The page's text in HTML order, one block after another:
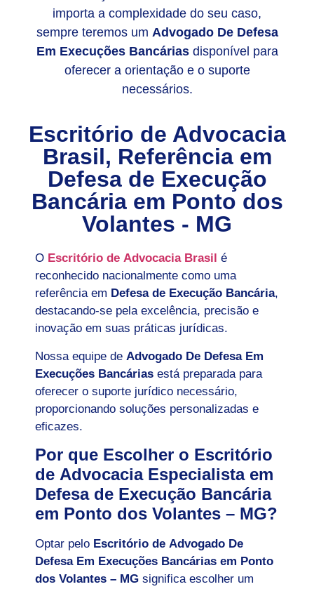
importa a complexidade do seu caso,
sempre teremos um Advogado De Defesa
Em Execuções Bancáriasdisponível para
oferecer a orientação e o suporte
necessários.
Escritório de Advocacia
Brasil, Referência em
Defesa de Execução
Bancária em Ponto dos
Volantes - MG
O Escritório de Advocacia Brasil é
reconhecido nacionalmente como uma
referência em Defesa de Execução Bancária,
destacando-se pela excelência, precisão e
inovação em suas práticas jurídicas.
Nossa equipe de Advogado De Defesa Em
Execuções Bancárias está preparada para
oferecer o suporte jurídico necessário,
proporcionando soluções personalizadas e
eficazes.
Por que Escolher o Escritório
de Advocacia Especialista em
Defesa de Execução Bancária
em Ponto dos Volantes – MG?
Optar pelo Escritório de Advogado De
Defesa Em Execuções Bancárias em Ponto
dos Volantes – MG significa escolher um